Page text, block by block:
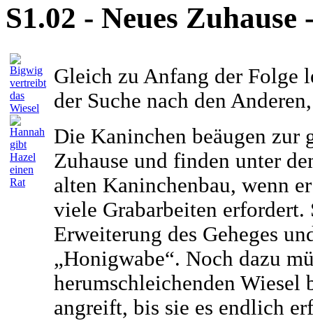
S1.02 - Neues Zuhause
Gleich zu Anfang der Folge
der Suche nach den
Die Kaninchen beäugen zur
Zuhause und finden unter
alten Kaninchenbau, wenn
viele Grabarbeiten
Erweiterung des Geheges
„Honigwabe“. Noch dazu
herumschleichenden Wiesel
angreift, bis sie es endlich